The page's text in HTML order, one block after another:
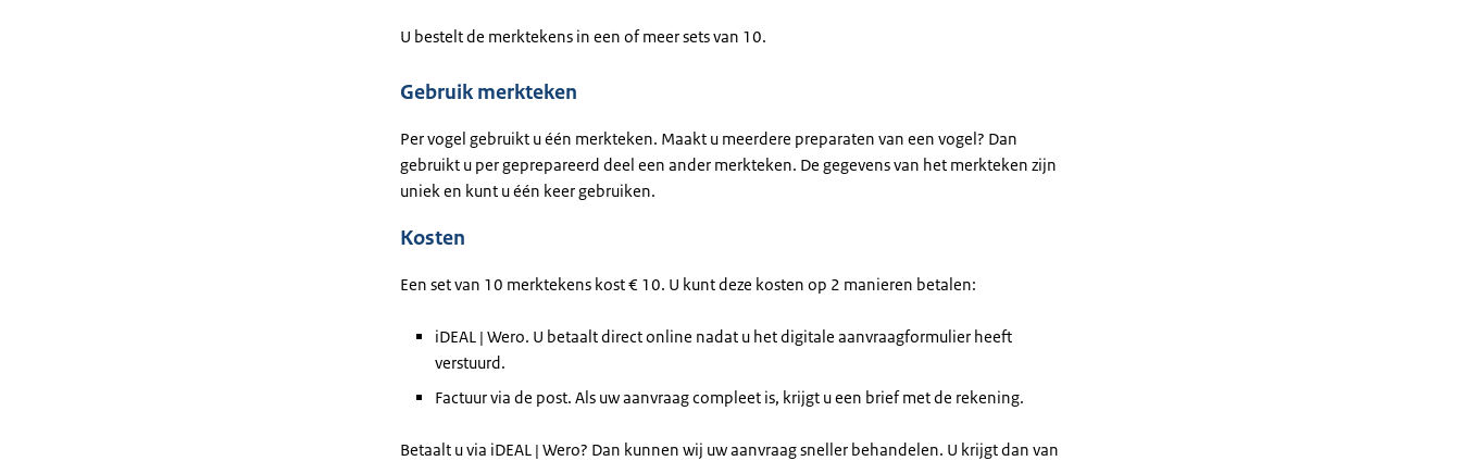
U bestelt de merktekens in een of meer sets van 10.
Gebruik merkteken
Per vogel gebruikt u één merkteken. Maakt u meerdere preparaten van een vogel? Dan
gebruikt u per geprepareerd deel een ander merkteken. De gegevens van het merkteken zijn
uniek en kunt u één keer gebruiken.
Kosten
Een set van 10 merktekens kost € 10. U kunt deze kosten op 2 manieren betalen:
iDEAL | Wero. U betaalt direct online nadat u het digitale aanvraagformulier heeft
verstuurd.
Factuur via de post. Als uw aanvraag compleet is, krijgt u een brief met de rekening.
Betaalt u via iDEAL | Wero? Dan kunnen wij uw aanvraag sneller behandelen. U krijgt dan van